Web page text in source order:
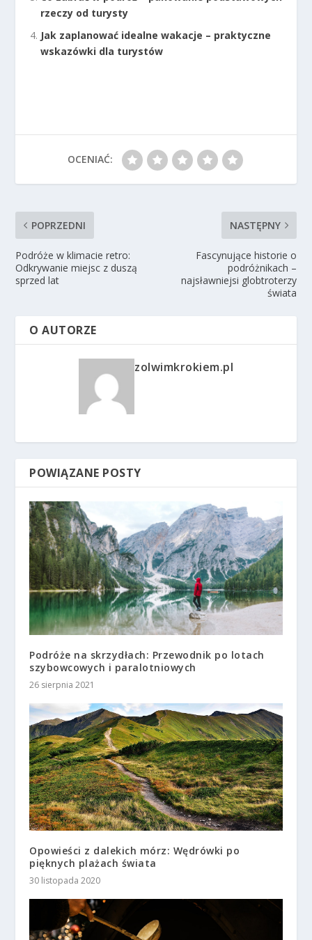
rzeczy od turysty
Jak zaplanować idealne wakacje – praktyczne
wskazówki dla turystów
OCENIAĆ:
POPRZEDNI
Podróże w klimacie retro:
Odkrywanie miejsc z duszą
sprzed lat
NASTĘPNY
Fascynujące historie o
podróżnikach –
najsławniejsi globtroterzy
świata
O AUTORZE
zolwimkrokiem.pl
POWIĄZANE POSTY
Podróże na skrzydłach: Przewodnik po lotach
szybowcowych i paralotniowych
26 sierpnia 2021
Opowieści z dalekich mórz: Wędrówki po
pięknych plażach świata
30 listopada 2020